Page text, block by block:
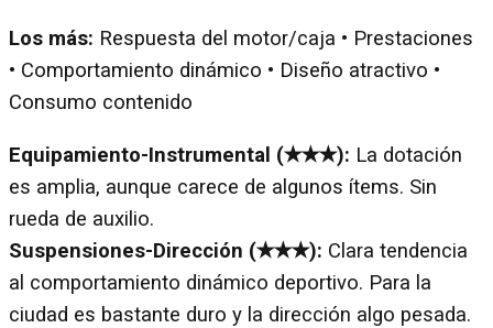
Los más: Respuesta del motor/caja • Prestaciones
• Comportamiento dinámico • Diseño atractivo •
Consumo contenido
Equipamiento-Instrumental (✭✭✭): La dotación
es amplia, aunque carece de algunos ítems. Sin
rueda de auxilio.
Suspensiones-Dirección (✭✭✭): Clara tendencia
al comportamiento dinámico deportivo. Para la
ciudad es bastante duro y la dirección algo pesada.